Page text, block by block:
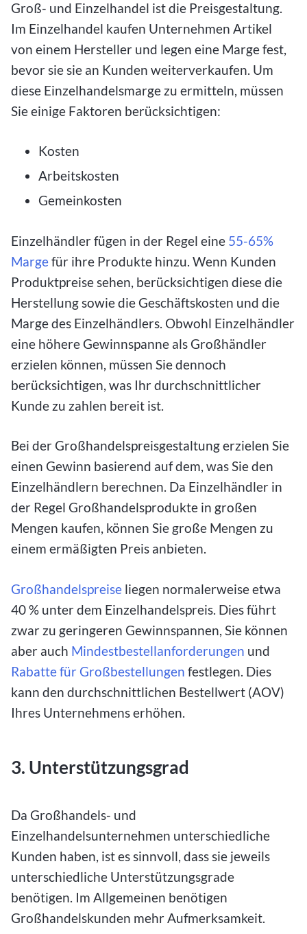
Groß- und Einzelhandel ist die Preisgestaltung.
Im Einzelhandel kaufen Unternehmen Artikel
von einem Hersteller und legen eine Marge fest,
bevor sie sie an Kunden weiterverkaufen. Um
diese Einzelhandelsmarge zu ermitteln, müssen
Sie einige Faktoren berücksichtigen:
Kosten
Arbeitskosten
Gemeinkosten
Einzelhändler fügen in der Regel eine 55-65%
Margefür ihre Produkte hinzu. Wenn Kunden
Produktpreise sehen, berücksichtigen diese die
Herstellung sowie die Geschäftskosten und die
Marge des Einzelhändlers. Obwohl Einzelhändler
eine höhere Gewinnspanne als Großhändler
erzielen können, müssen Sie dennoch
berücksichtigen, was Ihr durchschnittlicher
Kunde zu zahlen bereit ist.
Bei der Großhandelspreisgestaltung erzielen Sie
einen Gewinn basierend auf dem, was Sie den
Einzelhändlern berechnen. Da Einzelhändler in
der Regel Großhandelsprodukte in großen
Mengen kaufen, können Sie große Mengen zu
einem ermäßigten Preis anbieten.
Großhandelspreise liegen normalerweise etwa
40 % unter dem Einzelhandelspreis. Dies führt
zwar zu geringeren Gewinnspannen, Sie können
aber auch Mindestbestellanforderungen und
Rabatte für Großbestellungen festlegen. Dies
kann den durchschnittlichen Bestellwert (AOV)
Ihres Unternehmens erhöhen.
3. Unterstützungsgrad
Da Großhandels- und
Einzelhandelsunternehmen unterschiedliche
Kunden haben, ist es sinnvoll, dass sie jeweils
unterschiedliche Unterstützungsgrade
benötigen. Im Allgemeinen benötigen
Großhandelskunden mehr Aufmerksamkeit.